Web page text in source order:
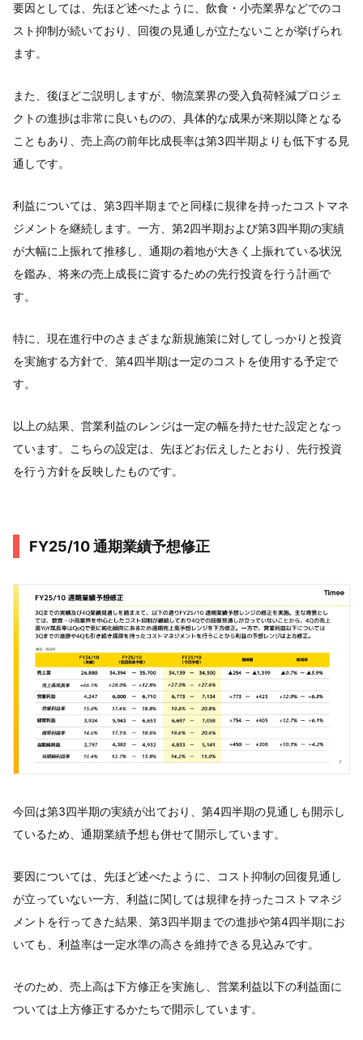
要因としては、先ほど述べたように、飲食・小売業界などでのコ
スト抑制が続いており、回復の見通しが立たないことが挙げられ
ます。
また、後ほどご説明しますが、物流業界の受入負荷軽減プロジェ
クトの進捗は非常に良いものの、具体的な成果が来期以降となる
こともあり、売上高の前年比成長率は第3四半期よりも低下する見
通しです。
利益については、第3四半期までと同様に規律を持ったコストマネ
ジメントを継続します。一方、第2四半期および第3四半期の実績
が大幅に上振れて推移し、通期の着地が大きく上振れている状況
を鑑み、将来の売上成長に資するための先行投資を行う計画で
す。
特に、現在進行中のさまざまな新規施策に対してしっかりと投資
を実施する方針で、第4四半期は一定のコストを使用する予定で
す。
以上の結果、営業利益のレンジは一定の幅を持たせた設定となっ
ています。こちらの設定は、先ほどお伝えしたとおり、先行投資
を行う方針を反映したものです。
FY25/10 通期業績予想修正
今回は第3四半期の実績が出ており、第4四半期の見通しも開示し
ているため、通期業績予想も併せて開示しています。
要因については、先ほど述べたように、コスト抑制の回復見通し
が立っていない一方、利益に関しては規律を持ったコストマネジ
メントを行ってきた結果、第3四半期までの進捗や第4四半期にお
いても、利益率は一定水準の高さを維持できる見込みです。
そのため、売上高は下方修正を実施し、営業利益以下の利益面に
ついては上方修正するかたちで開示しています。